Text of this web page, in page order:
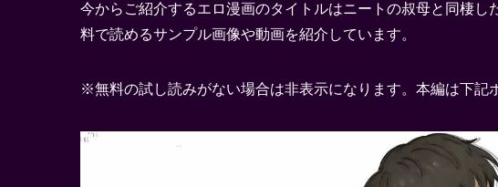
今からご紹介するエロ漫画のタイトルはニートの叔母と同棲
料で読めるサンプル画像や動画を紹介しています。
※無料の試し読みがない場合は非表示になります。本編は下記